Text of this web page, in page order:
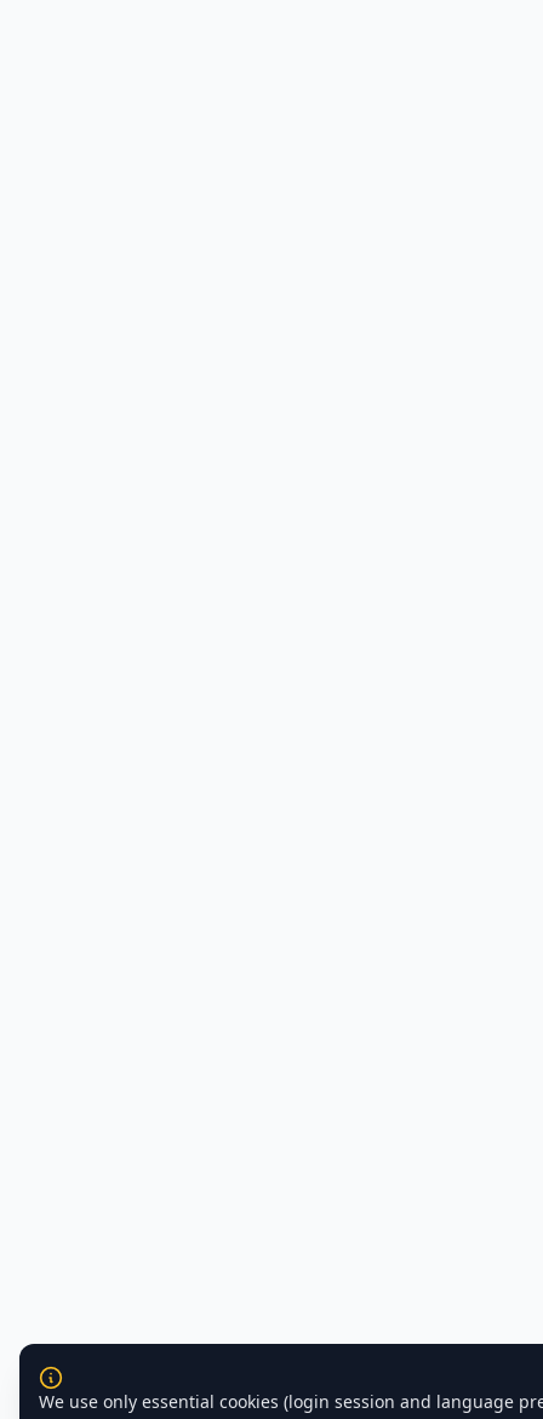
We use only essential cookies (login session and language